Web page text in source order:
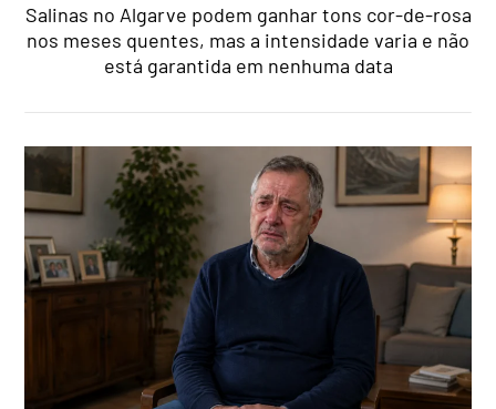
Salinas no Algarve podem ganhar tons cor-de-rosa
nos meses quentes, mas a intensidade varia e não
está garantida em nenhuma data